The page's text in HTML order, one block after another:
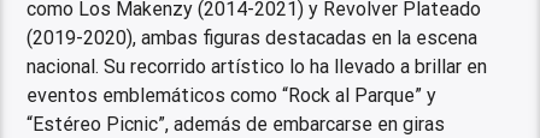
como Los Makenzy (2014-2021) y Revolver Plateado
(2019-2020), ambas figuras destacadas en la escena
nacional. Su recorrido artístico lo ha llevado a brillar en
eventos emblemáticos como “Rock al Parque” y
“Estéreo Picnic”, además de embarcarse en giras